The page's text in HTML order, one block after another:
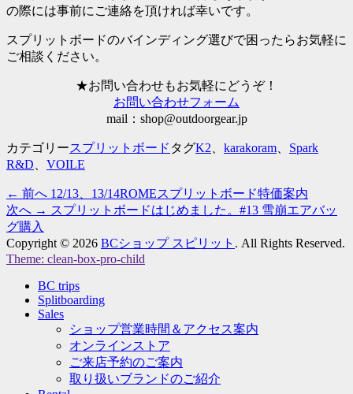
の際には事前にご連絡を頂ければ幸いです。
スプリットボードのバインディング選びで困ったらお気軽に
ご相談ください。
★お問い合わせもお気軽にどうぞ！
お問い合わせフォーム
mail：shop@outdoorgear.jp
カテゴリースプリットボード タグK2 karakoram
Spark
R&D
VOILE
投
稿
ナ
ビ
ゲ
← 前へ 過
去
投
稿:
12/13、13/14ROMEスプリットボード特価案内
次へ → 次
投
稿:
スプリットボードはじめました。#13 雪崩エアバッ
グ購入
Copyright © 2026 BCショップ スピリット . All Rights Reserved.
Theme: clean-box-pro-child
BC trips
Splitboarding
Sales
ショップ営業時間＆アクセス案内
オンラインストア
ご来店予約のご案内
取り扱いブランドのご紹介